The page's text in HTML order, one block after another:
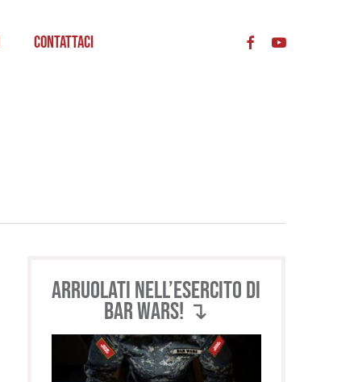
Contattaci
Arruolati nell’esercito di
BAR WARS! ↴